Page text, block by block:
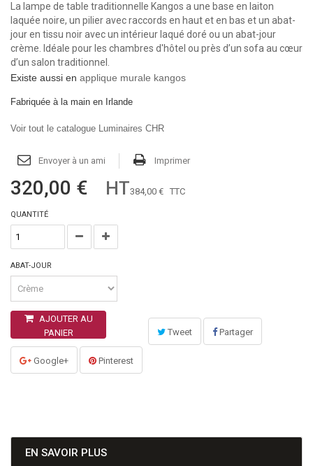
La lampe de table traditionnelle Kangos a une base en laiton
laquée noire, un pilier avec raccords en haut et en bas etun abat-
jour en tissu noiravec un intérieur laqué doré ou un abat-jour
crème. Idéale pour les chambres d'hôtel ou près d’un sofa au cœur
d’un salon traditionnel.
Existe aussi en applique murale kangos
Fabriquée à la main en Irlande
Voir tout le catalogue Luminaires CHR
Envoyer à un ami Imprimer
320,00 € HT384,00 € TTC
QUANTITÉ
ABAT-JOUR
AJOUTER AU
PANIER
Tweet Partager
Google+ Pinterest
EN SAVOIR PLUS